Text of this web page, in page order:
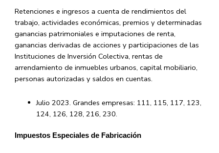
Retenciones e ingresos a cuenta de rendimientos del
trabajo, actividades económicas, premios y determinadas
ganancias patrimoniales e imputaciones de renta,
ganancias derivadas de acciones y participaciones de las
Instituciones de Inversión Colectiva, rentas de
arrendamiento de inmuebles urbanos, capital mobiliario,
personas autorizadas y saldos en cuentas.
Julio 2023. Grandes empresas: 111, 115, 117, 123,
124, 126, 128, 216, 230.
Impuestos Especiales de Fabricación